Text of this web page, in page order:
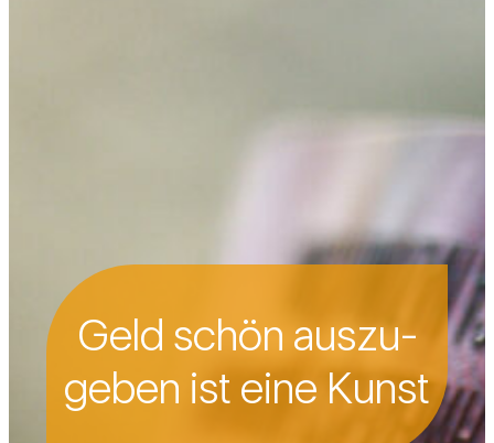
Geld schön aus­zu­
geben ist eine Kunst